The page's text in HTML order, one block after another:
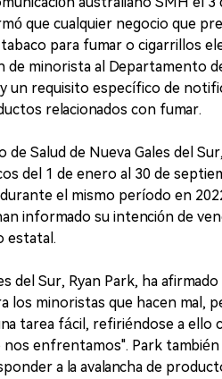
que cualquier negocio que
para fumar o cigarrillos
minorista al Departamento
un requisito específico de
relacionados con fumar.
Salud de Nueva Gales del
del 1 de enero al 30 de
el mismo período en
informado su intención de
estatal.
del Sur, Ryan Park, ha
los minoristas que hacen mal,
tarea fácil, refiriéndose a ello
enfrentamos". Park también
a la avalancha de